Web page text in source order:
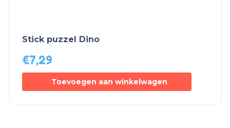
Stick puzzel Dino
€7,29
Toevoegen aan winkelwagen